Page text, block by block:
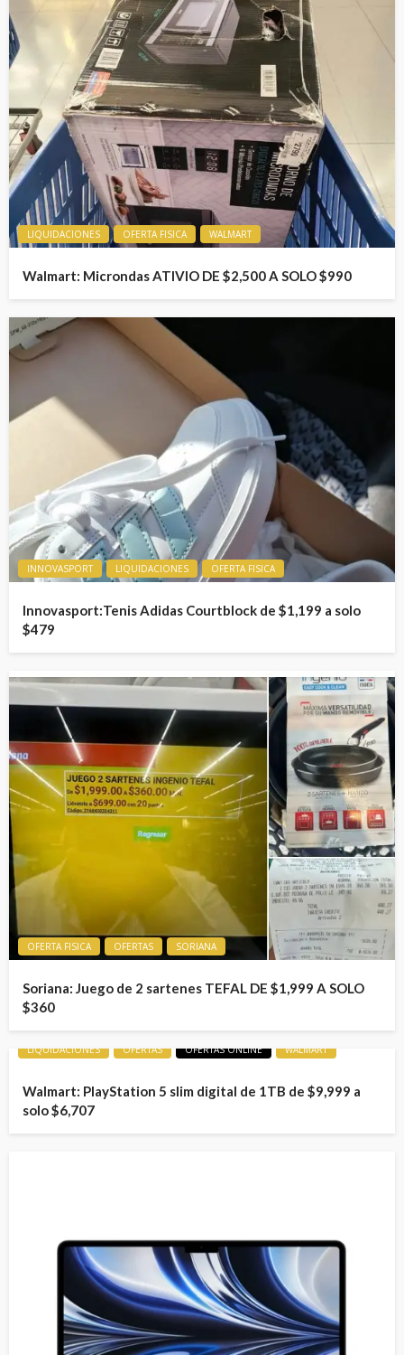
LIQUIDACIONES OFERTA FISICA WALMART
Walmart: Microndas ATIVIO DE $2,500 A SOLO $990
INNOVASPORT LIQUIDACIONES OFERTA FISICA
Innovasport:Tenis Adidas Courtblock de $1,199 a solo
$479
OFERTA FISICA OFERTAS SORIANA
Soriana: Juego de 2 sartenes TEFAL DE $1,999 A SOLO
$360
LIQUIDACIONES OFERTAS OFERTAS ONLINE WALMART
Walmart: PlayStation 5 slim digital de 1TB de $9,999 a
solo $6,707